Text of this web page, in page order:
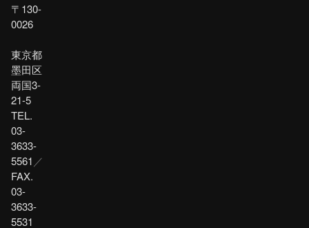
〒130-
0026
東京都
墨田区
両国3-
21-5
TEL.
03-
3633-
5561 ／
FAX.
03-
3633-
5531